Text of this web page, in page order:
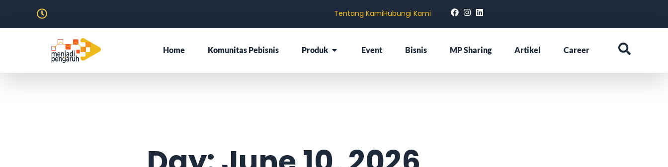
Tentang KamiHubungi Kami
Home Komunitas Pebisnis Produk Event Bisnis MP Sharing Artikel Career